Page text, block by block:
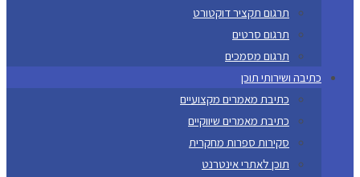
תרגום תקציר דוקטורט
תרגום סרטים
תרגום מסמכים
כתיבה ושירותי תוכן
כתיבת מאמרים מקצועיים
כתיבת מאמרים שיווקיים
סקירות ספרות מחקרית
תוכן לאתרי אינטרנט